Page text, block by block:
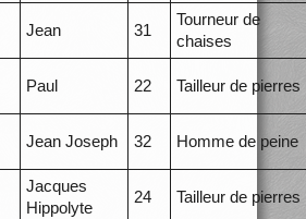
Jean 31
Tourneur de
chaises
Paul 22 Tailleur de pierres
Jean Joseph 32 Homme de peine
Jacques
Hippolyte
24 Tailleur de pierres